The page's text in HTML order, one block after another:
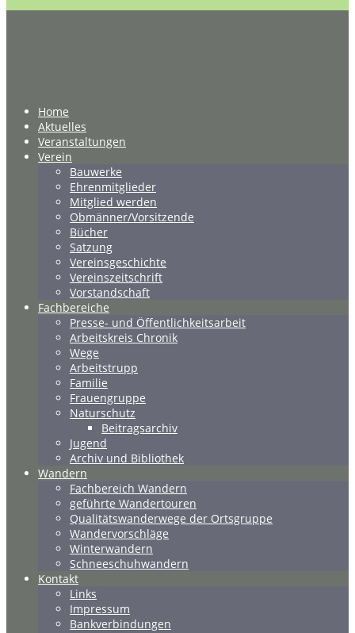
Home
Aktuelles
Veranstaltungen
Verein
Bauwerke
Ehrenmitglieder
Mitglied werden
Obmänner/Vorsitzende
Bücher
Satzung
Vereinsgeschichte
Vereinszeitschrift
Vorstandschaft
Fachbereiche
Presse- und Öffentlichkeitsarbeit
Arbeitskreis Chronik
Wege
Arbeitstrupp
Familie
Frauengruppe
Naturschutz
Beitragsarchiv
Jugend
Archiv und Bibliothek
Wandern
Fachbereich Wandern
geführte Wandertouren
Qualitätswanderwege der Ortsgruppe
Wandervorschläge
Winterwandern
Schneeschuhwandern
Kontakt
Links
Impressum
Bankverbindungen